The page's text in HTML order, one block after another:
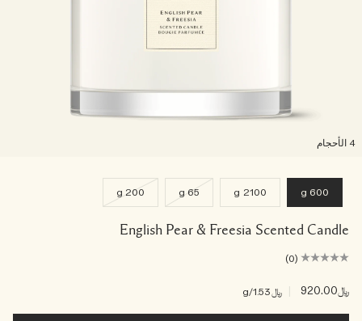
600 g
2100 g
65 g
200 g
English Pear & Freesia Scented Candle
(0)
﷼920.00 ﷼1.53 /g